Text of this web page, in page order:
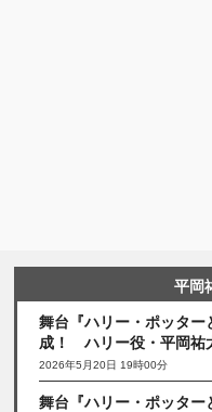
平岡
舞台『ハリー・ポッタ
成！ ハリー役・平岡祐
2026年5月20日 19時00分
舞台『ハリー・ポッター